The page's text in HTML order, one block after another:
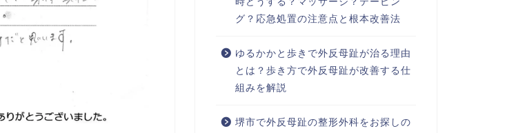
グ？応急処置の注意点と根本改善法
ゆるかかと歩きで外反母趾が治る理由
とは？歩き方で外反母趾が改善する仕
組みを解説
堺市で外反母趾の整形外科をお探しの